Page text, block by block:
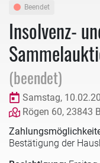
Beendet
Insolvenz-
(beendet)
Samstag,
Rögen 60, 23843
Bestätigung der